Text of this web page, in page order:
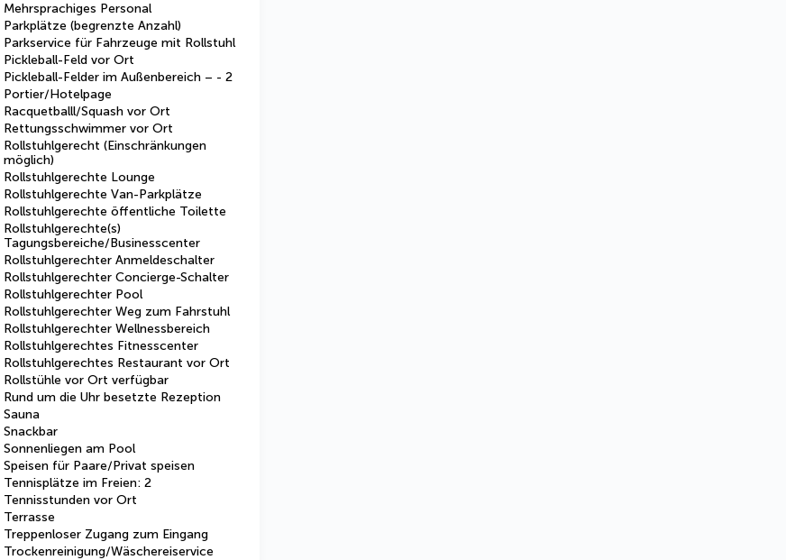
Mehrsprachiges Personal
Parkplätze (begrenzte Anzahl)
Parkservice für Fahrzeuge mit Rollstuhl
Pickleball-Feld vor Ort
Pickleball-Felder im Außenbereich – - 2
Portier/Hotelpage
Racquetballl/Squash vor Ort
Rettungsschwimmer vor Ort
Rollstuhlgerecht (Einschränkungen
möglich)
Rollstuhlgerechte Lounge
Rollstuhlgerechte Van-Parkplätze
Rollstuhlgerechte öffentliche Toilette
Rollstuhlgerechte(s)
Tagungsbereiche/Businesscenter
Rollstuhlgerechter Anmeldeschalter
Rollstuhlgerechter Concierge-Schalter
Rollstuhlgerechter Pool
Rollstuhlgerechter Weg zum Fahrstuhl
Rollstuhlgerechter Wellnessbereich
Rollstuhlgerechtes Fitnesscenter
Rollstuhlgerechtes Restaurant vor Ort
Rollstühle vor Ort verfügbar
Rund um die Uhr besetzte Rezeption
Sauna
Snackbar
Sonnenliegen am Pool
Speisen für Paare/Privat speisen
Tennisplätze im Freien: 2
Tennisstunden vor Ort
Terrasse
Treppenloser Zugang zum Eingang
Trockenreinigung/Wäschereiservice